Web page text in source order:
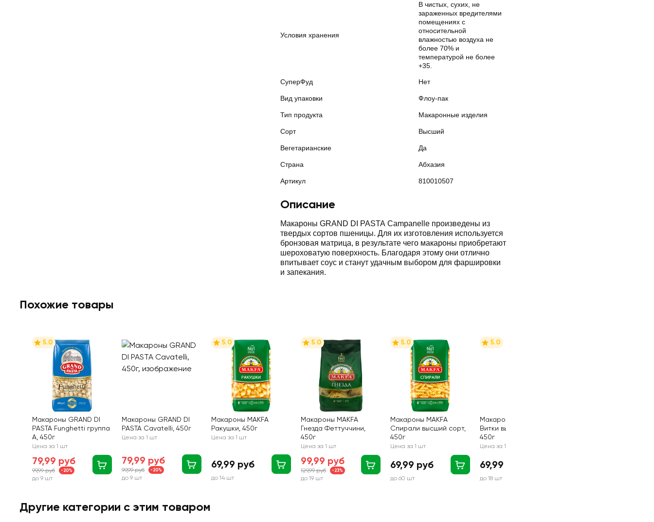
Условия хранения
В чистых, сухих, не
зараженных вредителями
помещениях с
относительной
влажностью воздуха не
более 70% и
температурой не более
+35.
СуперФуд Нет
Вид упаковки Флоу-пак
Тип продукта Макаронные изделия
Сорт Высший
Вегетарианские Да
Страна Абхазия
Артикул 810010507
Описание
Макароны GRAND DI PASTA Campanelle произведены из
твердых сортов пшеницы. Для их изготовления используется
бронзовая матрица, в результате чего макароны приобретают
шероховатую поверхность. Благодаря этому они отлично
впитывает соус и станут удачным выбором для фаршировки
и запекания.
Похожие товары
5.0
Макароны GRAND DI
PASTA Funghetti группа
А, 450г
Цена за 1 шт
79,99 руб
99,99 руб -20%
до 9 шт
Макароны GRAND DI
PASTA Cavatelli, 450г
Цена за 1 шт
79,99 руб
99,99 руб -20%
до 9 шт
5.0
Макароны MAKFA
Ракушки, 450г
Цена за 1 шт
69,99 руб
до 14 шт
5.0
Макароны МАКFА
Гнезда Феттуччини,
450г
Цена за 1 шт
99,99 руб
129,99 руб -23%
до 19 шт
5.0
Макароны MAKFA
Спирали высший сорт,
450г
Цена за 1 шт
69,99 руб
до 60 шт
5.0
Макароны MAKFA
Витки высший сорт,
450г
Цена за 1 шт
69,99 руб
до 18 шт
Другие категории с этим товаром